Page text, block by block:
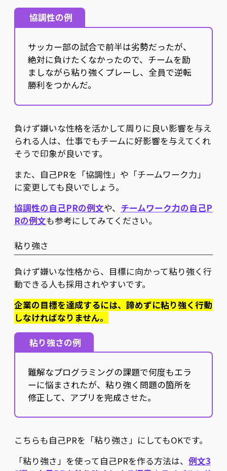
協調性の例
サッカー部の試合で前半は劣勢だったが、
絶対に負けたくなかったので、チームを励
ましながら粘り強くプレーし、全員で逆転
勝利をつかんだ。
負けず嫌いな性格を活かして周りに良い影響を与え
られる人は、仕事でもチームに好影響を与えてくれ
そうで印象が良いです。
また、自己PRを「協調性」や「チームワーク力」
に変更しても良いでしょう。
協調性の自己PRの例文や、 チームワーク力の自己P
Rの例文も参考にしてみてください。
粘り強さ
負けず嫌いな性格から、目標に向かって粘り強く行
動できる人も採用されやすいです。
企業の目標を達成するには、諦めずに粘り強く行動
しなければなりません。
粘り強さの例
難解なプログラミングの課題で何度もエラ
ーに悩まされたが、粘り強く問題の箇所を
修正して、アプリを完成させた。
こちらも自己PRを「粘り強さ」にしてもOKです。
「粘り強さ」を使って自己PRを作る方法は、 例文3